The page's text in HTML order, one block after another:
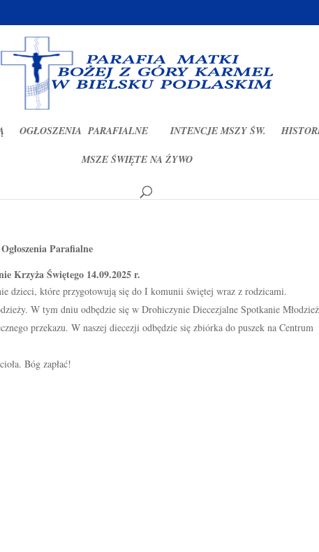
OGŁOSZENIA PARAFIALNE INTENCJE MSZY ŚW.
MSZE ŚWIĘTE NA ŻYWO
Ogłoszenia Parafialne
Krzyża Świętego 14.09.2025 r.
dzieci, które przygotowują się do I komunii świętej wraz z rodzicami.
W tym dniu odbędzie się w Drohiczynie Diecezjalne Spotkanie
przekazu. W naszej diecezji odbędzie się zbiórka do puszek na Centrum
Bóg zapłać!